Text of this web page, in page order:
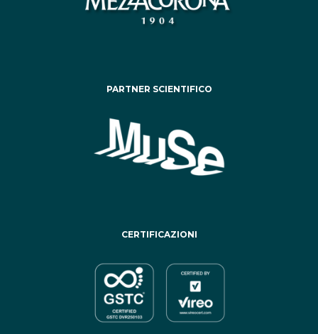
PARTNER SCIENTIFICO
CERTIFICAZIONI